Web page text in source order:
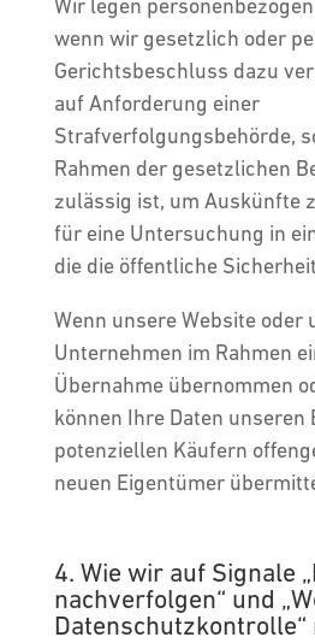
Wir legen
wenn wir gesetzlich oder
Gerichtsbeschluss dazu
auf Anforderung einer
Strafverfolgungsbehörde,
Rahmen der gesetzlichen
zulässig ist, um Auskünfte
für eine Untersuchung in
die die öffentliche
Wenn unsere Website oder
Unternehmen im Rahmen
Übernahme übernommen
können Ihre Daten unseren
potenziellen Käufern
neuen Eigentümer
4. Wie wir auf Signale
nachverfolgen“ und
Datenschutzkontrolle“